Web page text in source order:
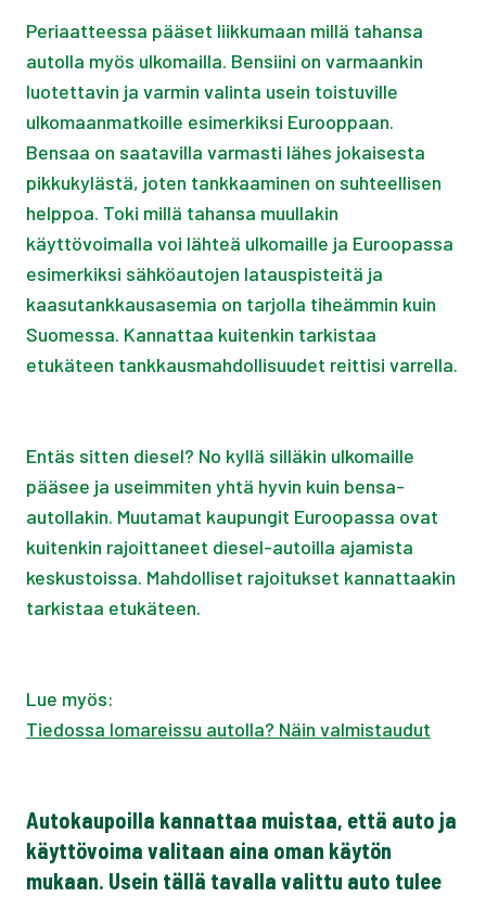
Periaatteessa pääset liikkumaan millä tahansa
autolla myös ulkomailla. Bensiini on varmaankin
luotettavin ja varmin valinta usein toistuville
ulkomaanmatkoille esimerkiksi Eurooppaan.
Bensaa on saatavilla varmasti lähes jokaisesta
pikkukylästä, joten tankkaaminen on suhteellisen
helppoa. Toki millä tahansa muullakin
käyttövoimalla voi lähteä ulkomaille ja Euroopassa
esimerkiksi sähköautojen latauspisteitä ja
kaasutankkausasemia on tarjolla tiheämmin kuin
Suomessa. Kannattaa kuitenkin tarkistaa
etukäteen tankkausmahdollisuudet reittisi varrella.
Entäs sitten diesel? No kyllä silläkin ulkomaille
pääsee ja useimmiten yhtä hyvin kuin bensa-
autollakin. Muutamat kaupungit Euroopassa ovat
kuitenkin rajoittaneet diesel-autoilla ajamista
keskustoissa. Mahdolliset rajoitukset kannattaakin
tarkistaa etukäteen.
Lue myös:
Tiedossa lomareissu autolla? Näin valmistaudut
Autokaupoilla kannattaa muistaa, että auto ja
käyttövoima valitaan aina oman käytön
mukaan. Usein tällä tavalla valittu auto tulee